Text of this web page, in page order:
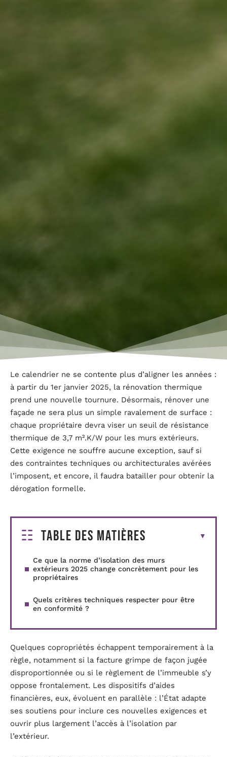
Le calendrier ne se contente plus d’aligner les années :
à partir du 1er janvier 2025, la rénovation thermique
prend une nouvelle tournure. Désormais, rénover une
façade ne sera plus un simple ravalement de surface :
chaque propriétaire devra viser un seuil de résistance
thermique de 3,7 m².K/W pour les murs extérieurs.
Cette exigence ne souffre aucune exception, sauf si
des contraintes techniques ou architecturales avérées
l’imposent, et encore, il faudra batailler pour obtenir la
dérogation formelle.
Table des matières
Ce que la norme d’isolation des murs
extérieurs 2025 change concrètement pour les
propriétaires
Quels critères techniques respecter pour être
en conformité ?
Quelques copropriétés échappent temporairement à la
règle, notamment si la facture grimpe de façon jugée
disproportionnée ou si le règlement de l’immeuble s’y
oppose frontalement. Les dispositifs d’aides
financières, eux, évoluent en parallèle : l’État adapte
ses soutiens pour inclure ces nouvelles exigences et
ouvrir plus largement l’accès à l’isolation par
l’extérieur.